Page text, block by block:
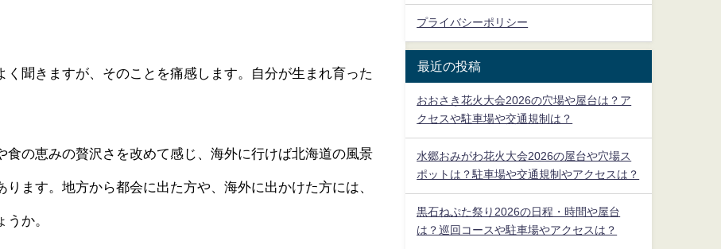
聞きますが、そのことを痛感します。自分が生まれ育った
の恵みの贅沢さを改めて感じ、海外に行けば北海道の風景
ます。地方から都会に出た方や、海外に出かけた方には、
か。
プライバシーポリシー
最近の投稿
おおさき花火大会2026の穴場や屋台は？ア
クセスや駐車場や交通規制は？
水郷おみがわ花火大会2026の屋台や穴場ス
ポットは？駐車場や交通規制やアクセスは？
黒石ねぷた祭り2026の日程・時間や屋台
は？巡回コースや駐車場やアクセスは？